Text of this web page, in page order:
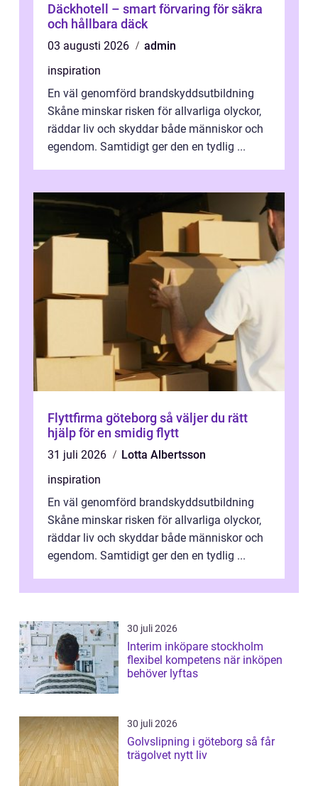
Däckhotell – smart förvaring för säkra
och hållbara däck
03 augusti 2026
admin
inspiration
En väl genomförd brandskyddsutbildning
Skåne minskar risken för allvarliga olyckor,
räddar liv och skyddar både människor och
egendom. Samtidigt ger den en tydlig ...
Flyttfirma göteborg så väljer du rätt
hjälp för en smidig flytt
31 juli 2026
Lotta Albertsson
inspiration
En väl genomförd brandskyddsutbildning
Skåne minskar risken för allvarliga olyckor,
räddar liv och skyddar både människor och
egendom. Samtidigt ger den en tydlig ...
30 juli 2026
Interim inköpare stockholm
flexibel kompetens när inköpen
behöver lyftas
30 juli 2026
Golvslipning i göteborg så får
trägolvet nytt liv